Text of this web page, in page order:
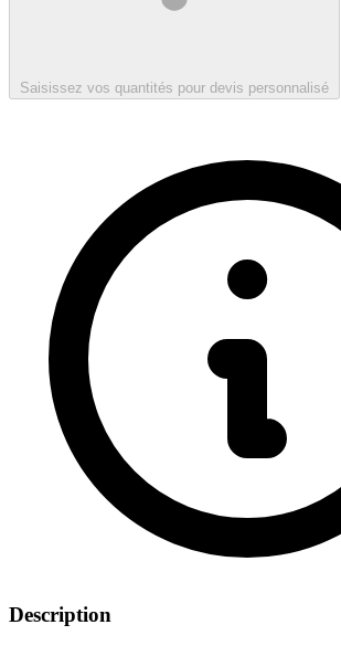
Saisissez vos quantités pour devis personnalisé
Description